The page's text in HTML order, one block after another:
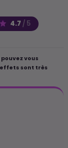
4.7 / 5
vous
sont très